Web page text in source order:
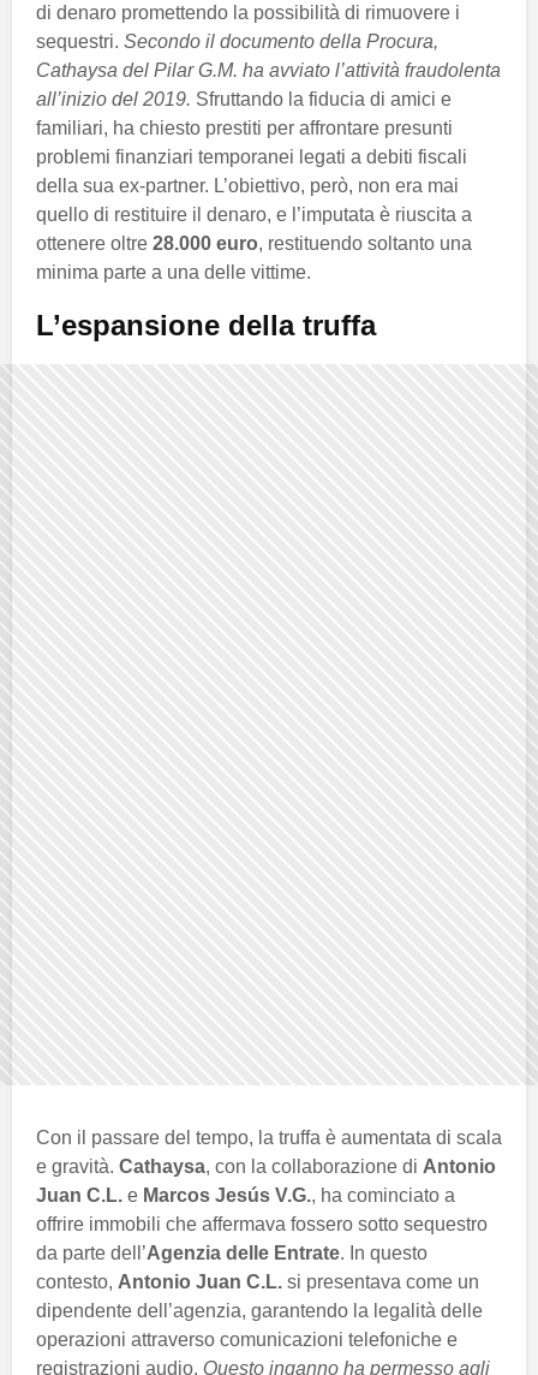
di denaro promettendo la possibilità di rimuovere i
sequestri. Secondo il documento della Procura,
Cathaysa del Pilar G.M. ha avviato l’attività fraudolenta
all’inizio del 2019. Sfruttando la fiducia di amici e
familiari, ha chiesto prestiti per affrontare presunti
problemi finanziari temporanei legati a debiti fiscali
della sua ex-partner. L’obiettivo, però, non era mai
quello di restituire il denaro, e l’imputata è riuscita a
ottenere oltre 28.000 euro, restituendo soltanto una
minima parte a una delle vittime.
L’espansione della truffa
Con il passare del tempo, la truffa è aumentata di scala
e gravità. Cathaysa, con la collaborazione di Antonio
Juan C.L. e Marcos Jesús V.G., ha cominciato a
offrire immobili che affermava fossero sotto sequestro
da parte dell’Agenzia delle Entrate. In questo
contesto, Antonio Juan C.L. si presentava come un
dipendente dell’agenzia, garantendo la legalità delle
operazioni attraverso comunicazioni telefoniche e
registrazioni audio. Questo inganno ha permesso agli